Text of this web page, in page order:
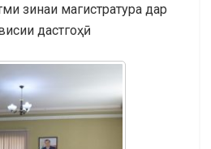
зинаи магистратура дар
дастгоҳӣ